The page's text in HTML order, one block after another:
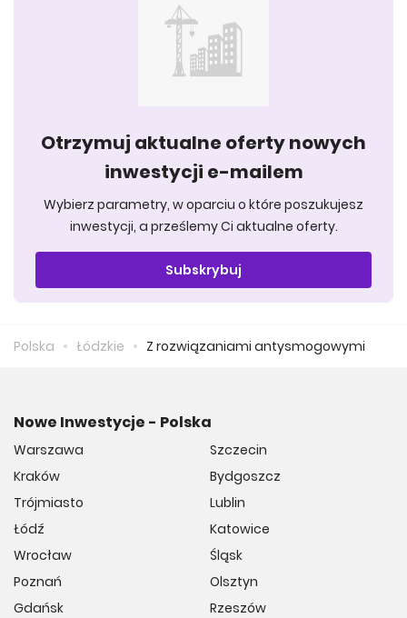
Otrzymuj aktualne oferty nowych
inwestycji e-mailem
Wybierz parametry, w oparciu o które poszukujesz
inwestycji, a prześlemy Ci aktualne oferty.
Subskrybuj
Polska Łódzkie Z rozwiązaniami antysmogowymi
Nowe Inwestycje - Polska
Warszawa
Kraków
Trójmiasto
Łódź
Wrocław
Poznań
Gdańsk
Szczecin
Bydgoszcz
Lublin
Katowice
Śląsk
Olsztyn
Rzeszów